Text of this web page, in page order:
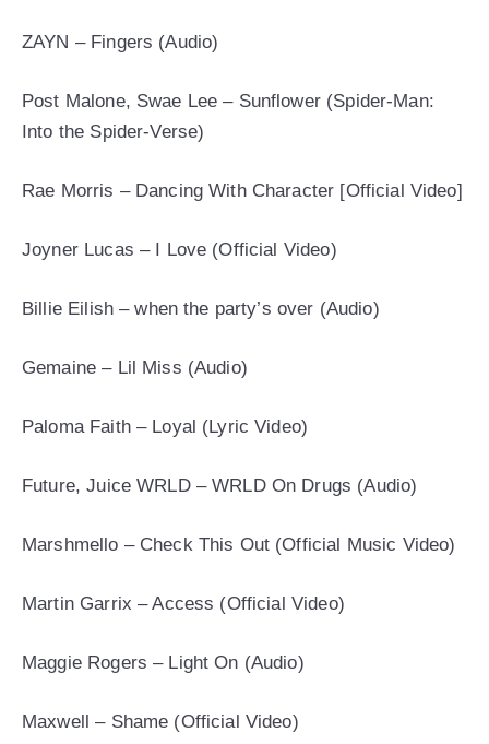
ZAYN – Fingers (Audio)
Post Malone, Swae Lee – Sunflower (Spider-Man:
Into the Spider-Verse)
Rae Morris – Dancing With Character [Official Video]
Joyner Lucas – I Love (Official Video)
Billie Eilish – when the party’s over (Audio)
Gemaine – Lil Miss (Audio)
Paloma Faith – Loyal (Lyric Video)
Future, Juice WRLD – WRLD On Drugs (Audio)
Marshmello – Check This Out (Official Music Video)
Martin Garrix – Access (Official Video)
Maggie Rogers – Light On (Audio)
Maxwell – Shame (Official Video)